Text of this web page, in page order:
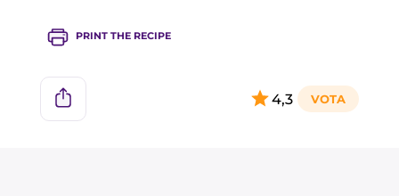
PRINT THE RECIPE
4,3